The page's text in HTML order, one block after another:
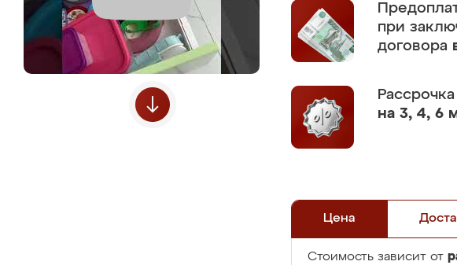
при
договора
Рассрочка
на 3, 4, 6
Цена
Стоимость зависит от